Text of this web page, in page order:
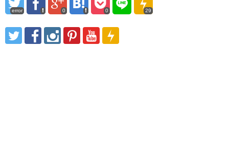
error 0 0 29